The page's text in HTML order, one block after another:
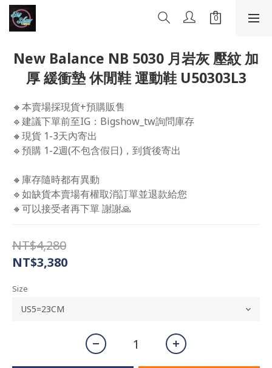
New Balance NB 5030 月岩灰 壓紋 加
厚 緩衝墊 休閒鞋 運動鞋 U50303L3
🔸本賣場採現貨+預購販售
🔹建議下單前至IG：Bigshow_tw詢問庫存
🔸現貨 1-3天內寄出
🔹預購 1-2週(不包含假日)，到貨後寄出
🔸庫存隨時都有異動
🔹如缺貨本賣場有權取消訂單並退款給您
🔸可以接受者再下單 謝謝🙏
NT$4,280
NT$3,380
Size